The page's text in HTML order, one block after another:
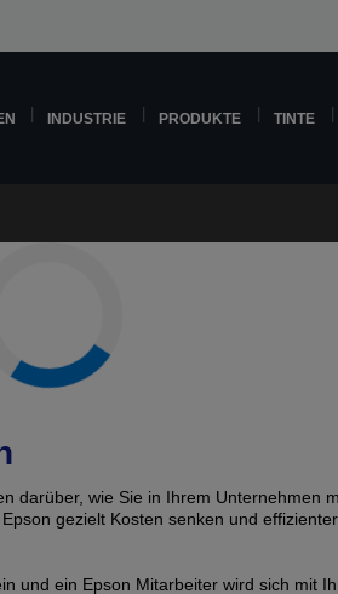
INDUSTRIE PRODUKTE TINTE
darüber, wie Sie in Ihrem Unternehmen
gezielt Kosten senken und effizienter
und ein Epson Mitarbeiter wird sich mit